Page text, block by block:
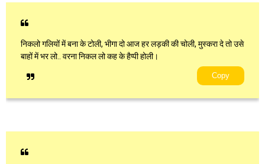
निकलो गलियों में बना के टोली, भीगा दो आज हर लड़की की चोली, मुस्करा दे तो उसे
बाहों में भर लो.. वरना निकल लो कह के हैप्पी होली।
Copy